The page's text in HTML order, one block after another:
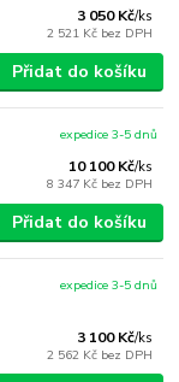
3 050 Kč/ks
2 521 Kč bez DPH
Přidat do košíku
10 100 Kč/ks
8 347 Kč bez DPH
expedice 3-5 dnů
Přidat do košíku
3 100 Kč/ks
2 562 Kč bez DPH
expedice 3-5 dnů